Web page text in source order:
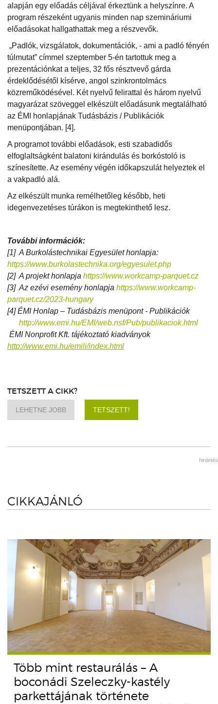
alapján egy előadás céljával érkeztünk a helyszínre. A
program részeként ugyanis minden nap szemináriumi
előadásokat hallgathattak meg a részvevők.
„Padlók, vizsgálatok, dokumentációk, - ami a padló fényén
túlmutat” címmel szeptember 5-én tartottuk meg a
prezentációnkat a teljes, 32 fős résztvevő gárda
érdeklődésétől kísérve, angol szinkrontolmács
közreműködésével. Két nyelvű felirattal és három nyelvű
magyarázat szöveggel elkészült előadásunk megtalálható
az ÉMI honlapjának Tudásbázis / Publikációk
menüpontjában. [4].
A programot további előadások, esti szabadidős
elfoglaltságként balatoni kirándulás és borkóstoló is
színesítette. Az esemény végén időkapszulát helyeztek el
a vakpadló alá.
Az elkészült munka remélhetőleg később, heti
idegenvezetéses túrákon is megtekinthető lesz.
További információk:
[1] A Burkolástechnikai Egyesület honlapja:
https://www.burkolastechnika.org/egyesulet.php
[2] A projekt honlapja https://www.workcamp-parquet.cz
[3] Az ezévi esemény honlapja https://www.workcamp-
parquet.cz/2023-hungary
[4] ÉMI Honlap – Tudásbázis menüpont - Publikációk
http://www.emi.hu/EMI/web.nsf/Pub/publikaciok.html
ÉMI Nonprofit Kft. tájékoztató kiadványok
http://www.emi.hu/emili/index.html
TETSZETT A CIKK?
LEHETNE JOBB TETSZETT!
hirdetés
CIKKAJÁNLÓ
Több mint restaurálás – A
boconádi Szeleczky-kastély
parkettájának története